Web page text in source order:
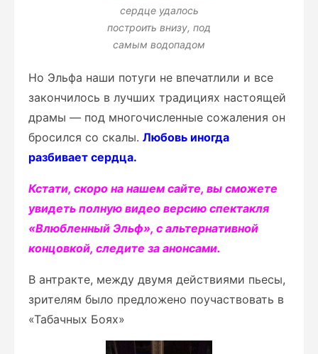
сердце удалось
построить внизу, под
самым водопадом
Но Эльфа наши потуги не впечатлили и все
закончилось в лучших традициях настоящей
драмы — под многочисленные сожаления он
бросился со скалы. Любовь иногда
разбивает сердца.
Кстати, скоро на нашем сайте, вы сможете
увидеть полную видео версию спектакля
«Влюбленный Эльф», с альтернативной
концовкой, следите за анонсами.
В антракте, между двумя действиями пьесы,
зрителям было предложено поучаствовать в
«Табачных Боях»